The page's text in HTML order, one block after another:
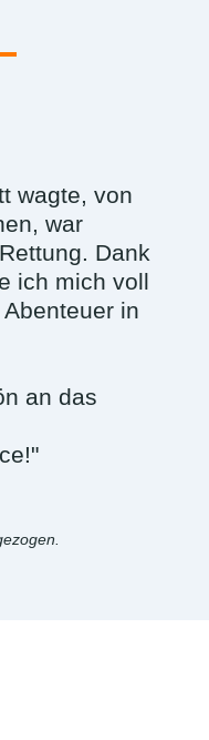
wagte, von
war
Dank
ich mich voll
in
an das